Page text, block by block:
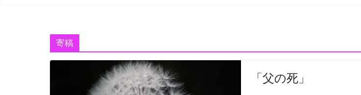
寄稿
「父の死」